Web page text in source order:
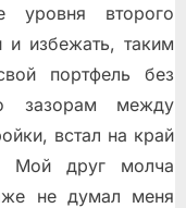
уровня второго
и избежать, таким
портфель без
зазорам между
встал на край
Мой друг молча
не думал меня